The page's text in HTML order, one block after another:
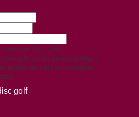
de disc golf,
novedades de herramientas y
darme de baja en cualquier
golf